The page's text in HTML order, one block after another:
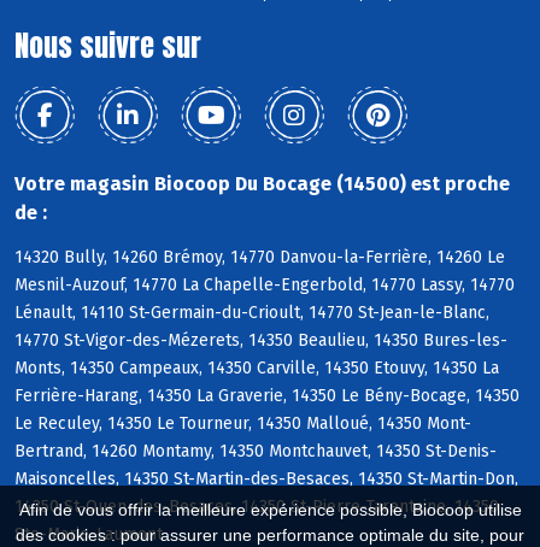
Afin de vous offrir la meilleure expérience possible, Biocoop utilise
des cookies : pour assurer une performance optimale du site, pour
Nous suivre sur
Votre magasin Biocoop Du Bocage (14500) est proche
de :
14320 Bully, 14260 Brémoy, 14770 Danvou-la-Ferrière, 14260 Le
Mesnil-Auzouf, 14770 La Chapelle-Engerbold, 14770 Lassy, 14770
Lénault, 14110 St-Germain-du-Crioult, 14770 St-Jean-le-Blanc,
14770 St-Vigor-des-Mézerets, 14350 Beaulieu, 14350 Bures-les-
Monts, 14350 Campeaux, 14350 Carville, 14350 Etouvy, 14350 La
Ferrière-Harang, 14350 La Graverie, 14350 Le Bény-Bocage, 14350
Le Reculey, 14350 Le Tourneur, 14350 Malloué, 14350 Mont-
Bertrand, 14260 Montamy, 14350 Montchauvet, 14350 St-Denis-
Maisoncelles, 14350 St-Martin-des-Besaces, 14350 St-Martin-Don,
14350 St-Ouen-des-Besaces, 14350 St-Pierre-Tarentaine, 14350
Ste-Marie-Laumont